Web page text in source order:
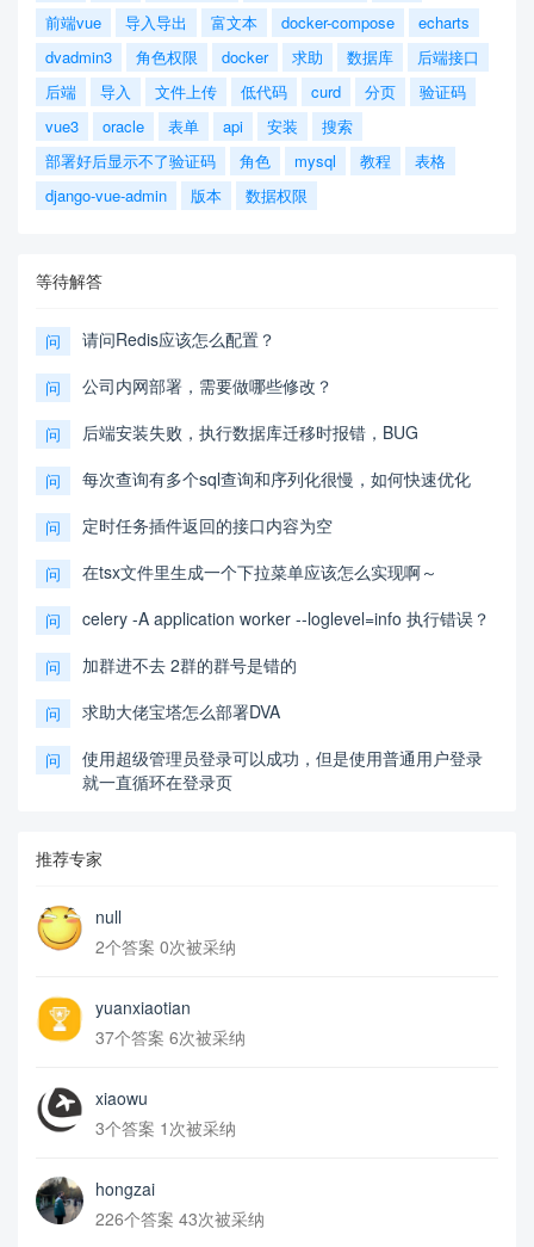
前端vue
导入导出 富文本 docker-compose
echarts
dvadmin3
角色权限 docker 求助 数据库
后端接口
后端
导入 文件上传 低代码 curd 分页
验证码
vue3
oracle 表单 api 安装
搜索
部署好后显示不了验证码
角色 mysql 教程
表格
django-vue-admin
版本 数据权限
等待解答
问 请问Redis应该怎么配置？
问 公司内网部署，需要做哪些修改？
问 后端安装失败，执行数据库迁移时报错，BUG
问 每次查询有多个sql查询和序列化很慢，如何快速优化
问 定时任务插件返回的接口内容为空
问 在tsx文件里生成一个下拉菜单应该怎么实现啊～
问 celery -A application worker --loglevel=info 执行错误？
问 加群进不去 2群的群号是错的
问 求助大佬宝塔怎么部署DVA
问
使用超级管理员登录可以成功，但是使用普通用户登录
就一直循环在登录页
推荐专家
null
2个答案 0次被采纳
yuanxiaotian
37个答案 6次被采纳
xiaowu
3个答案 1次被采纳
hongzai
226个答案 43次被采纳